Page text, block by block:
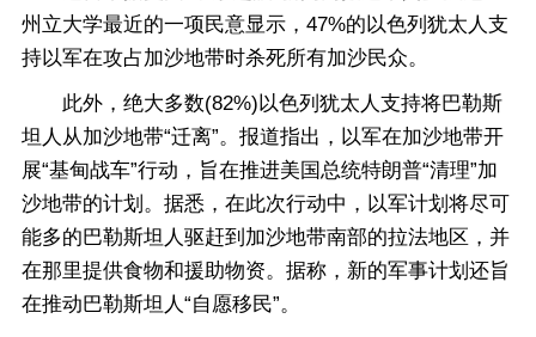
州立大学最近的一项民意显示，47%的以色列犹太人支
持以军在攻占加沙地带时杀死所有加沙民众。
此外，绝大多数(82%)以色列犹太人支持将巴勒斯
坦人从加沙地带“迁离”。报道指出，以军在加沙地带开
展“基甸战车”行动，旨在推进美国总统特朗普“清理”加
沙地带的计划。据悉，在此次行动中，以军计划将尽可
能多的巴勒斯坦人驱赶到加沙地带南部的拉法地区，并
在那里提供食物和援助物资。据称，新的军事计划还旨
在推动巴勒斯坦人“自愿移民”。